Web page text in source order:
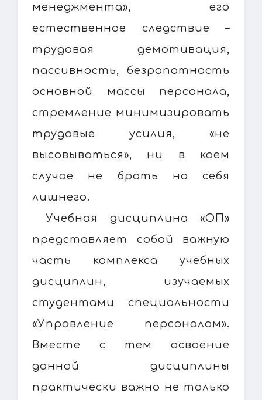
менеджмента», его
естественное следствие –
трудовая демотивация,
пассивность, безропотность
основной массы персонала,
стремление минимизировать
трудовые усилия, «не
высовываться», ни в коем
случае не брать на себя
лишнего.
Учебная дисциплина «ОП»
представляет собой важную
часть комплекса учебных
дисциплин, изучаемых
студентами специальности
«Управление персоналом».
Вместе с тем освоение
данной дисциплины
практически важно не только